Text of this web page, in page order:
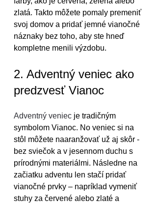
zlatá. Takto môžete pomaly premeniť
svoj domov a pridať jemné vianočné
náznaky bez toho, aby ste hneď
kompletne menili výzdobu.
2. Adventný veniec ako
predzvesť Vianoc
Adventný veniec je tradičným
symbolom Vianoc. No veniec si na
stôl môžete naaranžovať už aj skôr -
bez sviečok a v jesennom duchu s
prírodnými materiálmi. Následne na
začiatku adventu len stačí pridať
vianočné prvky – napríklad vymeniť
stuhy za červené alebo zlaté a